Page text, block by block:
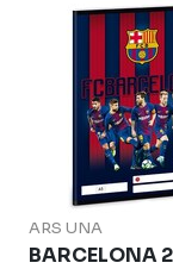
ARS UNA
BARCELONA